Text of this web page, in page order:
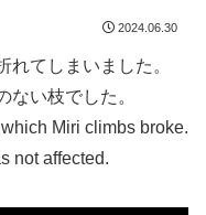
2024.06.30
てしまいました。
ない枝でした。
Miri climbs broke.
not affected.